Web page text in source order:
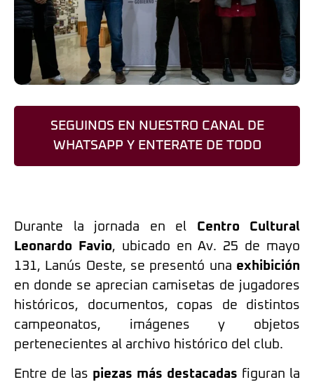
SEGUINOS EN NUESTRO CANAL DE
WHATSAPP Y ENTERATE DE TODO
Durante la jornada en el Centro Cultural
Leonardo Favio, ubicado en Av. 25 de mayo
131, Lanús Oeste, se presentó una exhibición
en donde se aprecian camisetas de jugadores
históricos, documentos, copas de distintos
campeonatos, imágenes y objetos
pertenecientes al archivo histórico del club.
Entre de las piezas más destacadas figuran la